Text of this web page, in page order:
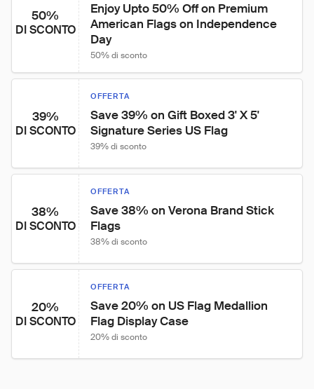
50%
DI SCONTO
Enjoy Upto 50% Off on Premium
American Flags on Independence
Day
50% di sconto
39%
DI SCONTO
OFFERTA
Save 39% on Gift Boxed 3' X 5'
Signature Series US Flag
39% di sconto
38%
DI SCONTO
OFFERTA
Save 38% on Verona Brand Stick
Flags
38% di sconto
20%
DI SCONTO
OFFERTA
Save 20% on US Flag Medallion
Flag Display Case
20% di sconto